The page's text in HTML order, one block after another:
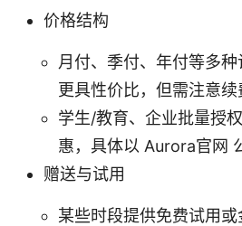
价格结构
月付、季付、年付等多
更具性价比，但需注意续
学生/教育、企业批量授
惠，具体以 Aurora官网
赠送与试用
某些时段提供免费试用